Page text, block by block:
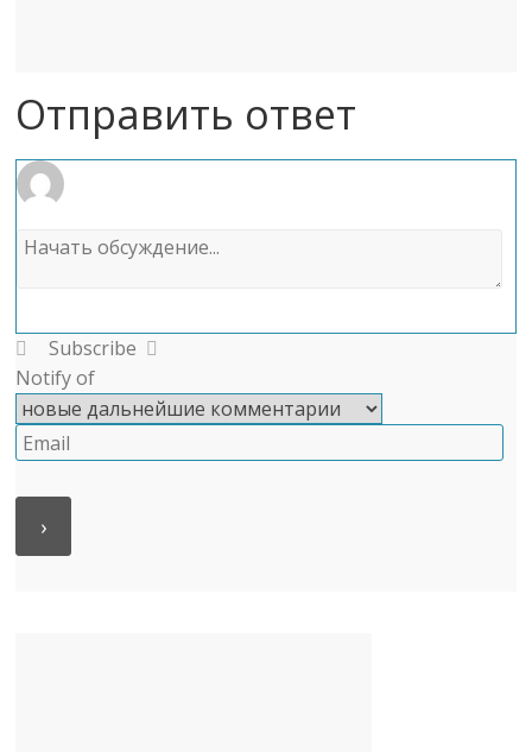
Отправить ответ
Subscribe
Notify of